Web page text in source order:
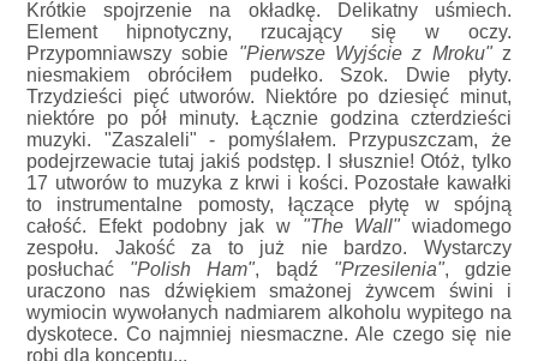
Krótkie spojrzenie na okładkę. Delikatny uśmiech.
Element hipnotyczny, rzucający się w oczy.
Przypomniawszy sobie "Pierwsze Wyjście z Mroku"z
niesmakiem obróciłem pudełko. Szok. Dwie płyty.
Trzydzieści pięć utworów. Niektóre po dziesięć minut,
niektóre po pół minuty. Łącznie godzina czterdzieści
muzyki. "Zaszaleli" - pomyślałem. Przypuszczam, że
podejrzewacie tutaj jakiś podstęp. I słusznie! Otóż, tylko
17 utworów to muzyka z krwi i kości. Pozostałe kawałki
to instrumentalne pomosty, łączące płytę w spójną
całość. Efekt podobny jak w "The Wall"wiadomego
zespołu. Jakość za to już nie bardzo. Wystarczy
posłuchać "Polish Ham", bądź "Przesilenia", gdzie
uraczono nas dźwiękiem smażonej żywcem świni i
wymiocin wywołanych nadmiarem alkoholu wypitego na
dyskotece. Co najmniej niesmaczne. Ale czego się nie
robi dla konceptu...